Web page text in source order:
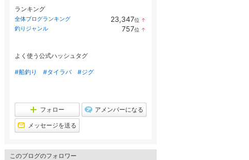
ランキング
全体ブログランキング 23,347位 ↑
釣りジャンル 757位 ↑
よく使う公式ハッシュタグ
#船釣り #タイラバ #ジグ
フォロー アメンバーになる
メッセージを送る
このブログのフォロワー